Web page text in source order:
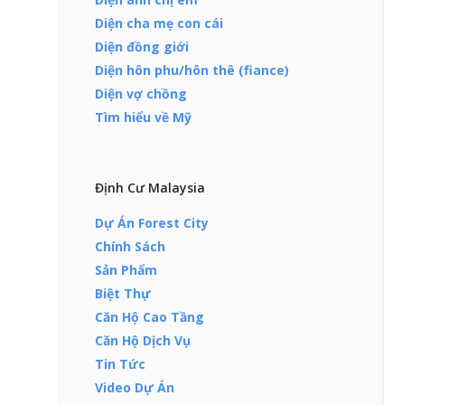
Diện cha mẹ con cái
Diện đồng giới
Diện hôn phu/hôn thê (fiance)
Diện vợ chồng
Tìm hiểu về Mỹ
Định Cư Malaysia
Dự Án Forest City
Chính Sách
Sản Phẩm
Biệt Thự
Căn Hộ Cao Tầng
Căn Hộ Dịch Vụ
Tin Tức
Video Dự Án